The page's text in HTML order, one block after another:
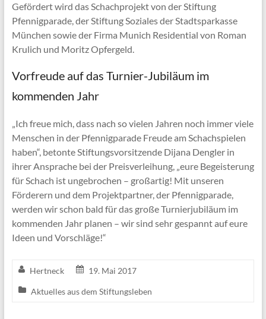
Gefördert wird das Schachprojekt von der Stiftung
Pfennigparade, der Stiftung Soziales der Stadtsparkasse
München sowie der Firma Munich Residential von Roman
Krulich und Moritz Opfergeld.
Vorfreude auf das Turnier-Jubiläum im
kommenden Jahr
„Ich freue mich, dass nach so vielen Jahren noch immer viele
Menschen in der Pfennigparade Freude am Schachspielen
haben“, betonte Stiftungsvorsitzende Dijana Dengler in
ihrer Ansprache bei der Preisverleihung, „eure Begeisterung
für Schach ist ungebrochen – großartig! Mit unseren
Förderern und dem Projektpartner, der Pfennigparade,
werden wir schon bald für das große Turnierjubiläum im
kommenden Jahr planen – wir sind sehr gespannt auf eure
Ideen und Vorschläge!“
Hertneck 19. Mai 2017
Aktuelles aus dem Stiftungsleben